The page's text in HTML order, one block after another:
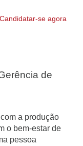
Candidatar-se agora
de
a produção
o bem-estar de
pessoa